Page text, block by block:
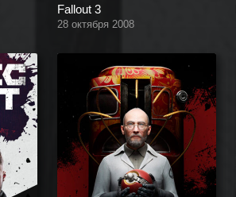
Fallout 3
28 октября 2008